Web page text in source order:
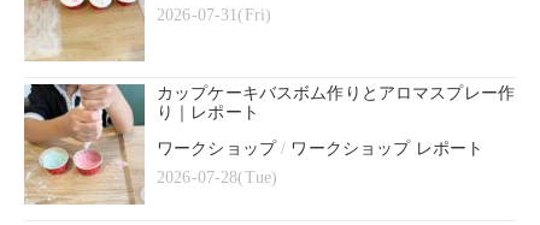
2026-07-31(Fri)
カップケーキバスボム作りとアロマスプレー作
り｜レポート
ワークショップ/ ワークショップ レポート
2026-07-28(Tue)